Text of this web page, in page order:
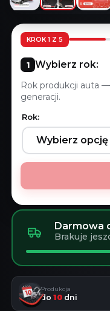
KROK 1 Z 5
Wybierz rok:
Rok produkcji auta
generacji.
Rok:
Darmowa
Brakuje
Produkcja
do 10 dni